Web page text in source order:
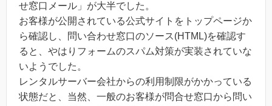
せ窓口メール」が大半でした。
お客様が公開されている公式サイトをトップページか
ら確認し、問い合わせ窓口のソース(HTML)を確認す
ると、やはりフォームのスパム対策が実装されていな
いようでした。
レンタルサーバー会社からの利用制限がかかっている
状態だと、当然、一般のお客様が問合せ窓口から問い